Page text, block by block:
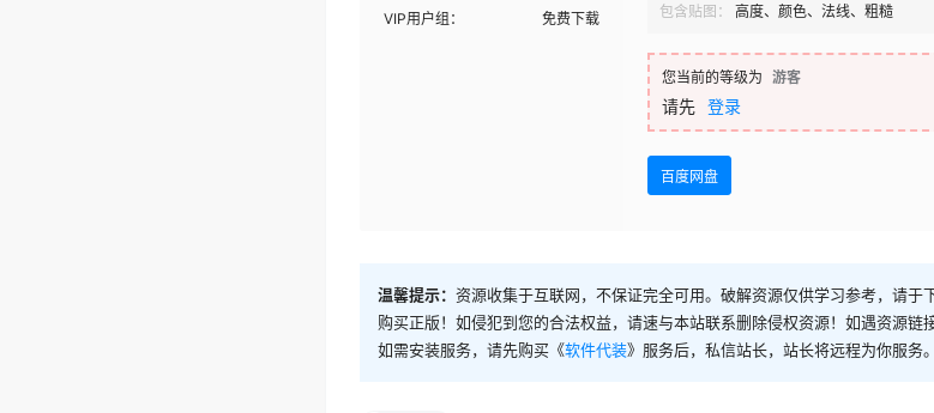
VIP用户组：
免费下载
包含贴图：
高度、颜色、法线、粗糙
您当前的等级为 游客
请先 登录
百度网盘
温馨提示： 资源收集于互联网，不保证完全可用。破解资源仅供学习参考，请于
购买正版！如侵犯到您的合法权益，请速与本站联系删除侵权资源！如遇资源链
如需安装服务，请先购买《软件代装》服务后，私信站长，站长将远程为你服务。